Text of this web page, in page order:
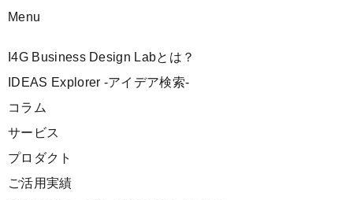
Menu
I4G Business Design Labとは？
IDEAS Explorer -アイデア検索-
コラム
サービス
プロダクト
ご活用実績